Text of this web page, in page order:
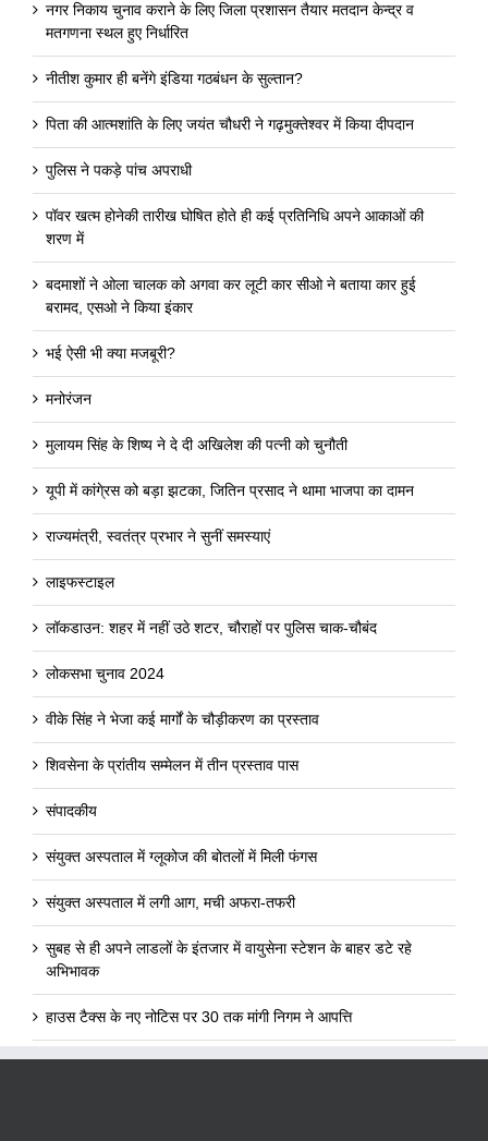
नगर निकाय चुनाव कराने के लिए जिला प्रशासन तैयार मतदान केन्द्र व
मतगणना स्थल हुए निर्धारित
नीतीश कुमार ही बनेंगे इंडिया गठबंधन के सुल्तान?
पिता की आत्मशांति के लिए जयंत चौधरी ने गढ़मुक्तेश्वर में किया दीपदान
पुलिस ने पकड़े पांच अपराधी
पॉवर खत्म होनेकी तारीख घोषित होते ही कई प्रतिनिधि अपने आकाओं की
शरण में
बदमाशों ने ओला चालक को अगवा कर लूटी कार सीओ ने बताया कार हुई
बरामद, एसओ ने किया इंकार
भई ऐसी भी क्या मजबूरी?
मनोरंजन
मुलायम सिंह के शिष्य ने दे दी अखिलेश की पत्नी को चुनौती
यूपी में कांगे्रस को बड़ा झटका, जितिन प्रसाद ने थामा भाजपा का दामन
राज्यमंत्री, स्वतंत्र प्रभार ने सुनीं समस्याएं
लाइफस्टाइल
लॉकडाउन: शहर में नहीं उठे शटर, चौराहों पर पुलिस चाक-चौबंद
लोकसभा चुनाव 2024
वीके सिंह ने भेजा कई मार्गों के चौड़ीकरण का प्रस्ताव
शिवसेना के प्रांतीय सम्मेलन में तीन प्रस्ताव पास
संपादकीय
संयुक्त अस्पताल में ग्लूकोज की बोतलों में मिली फंगस
संयुक्त अस्पताल में लगी आग, मची अफरा-तफरी
सुबह से ही अपने लाडलों के इंतजार में वायुसेना स्टेशन के बाहर डटे रहे
अभिभावक
हाउस टैक्स के नए नोटिस पर 30 तक मांगी निगम ने आपत्ति